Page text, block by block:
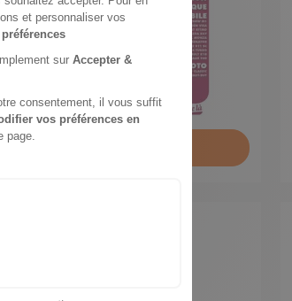
Cette Année Là
1 an
68,00 € -31%